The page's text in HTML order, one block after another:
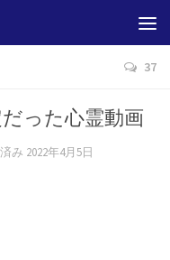
37
った心霊動画
み 2022年4月5日